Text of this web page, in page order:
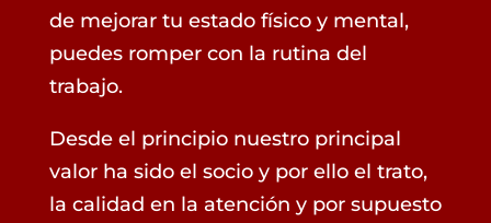
de mejorar tu estado físico y mental,
puedes romper con la rutina del
trabajo.
Desde el principio nuestro principal
valor ha sido el socio y por ello el trato,
la calidad en la atención y por supuesto